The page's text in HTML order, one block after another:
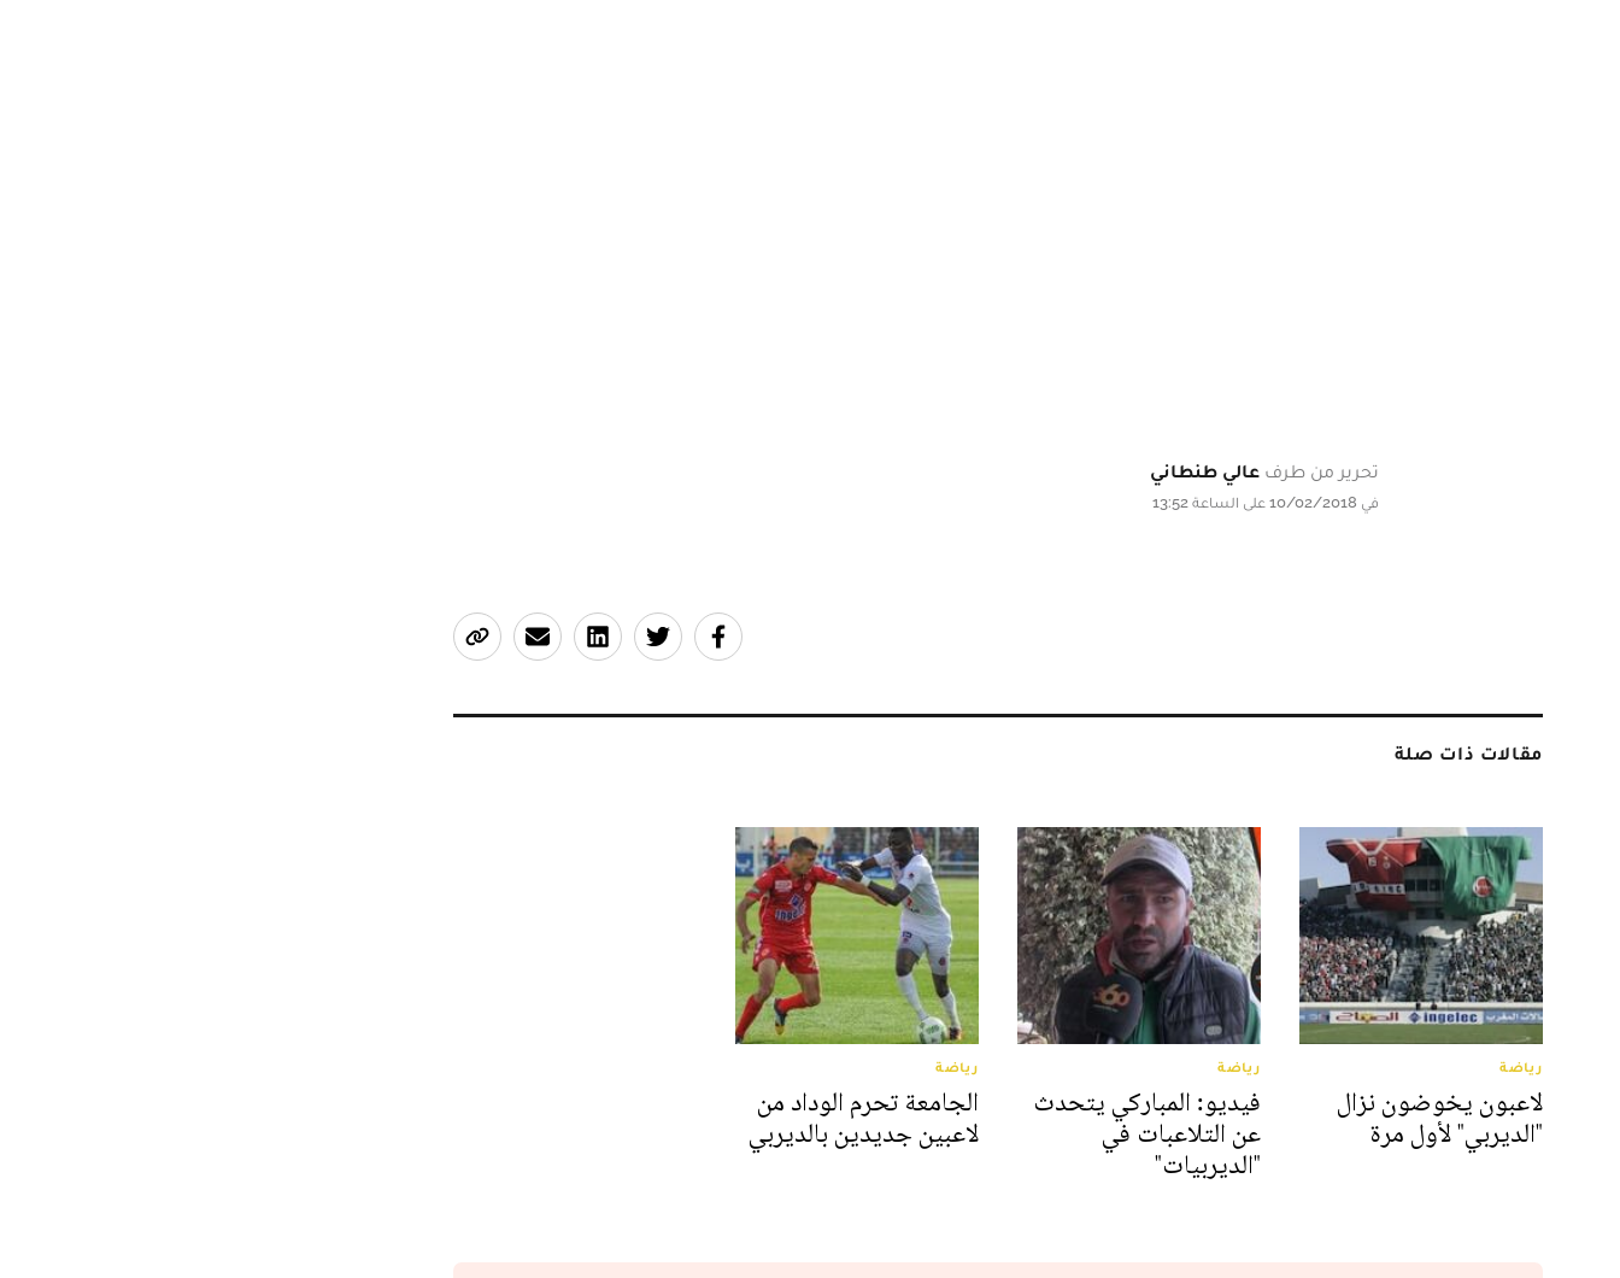
تحرير من طرف عالي طنطاني
في 10/02/2018 على الساعة 13:52
مقالات ذات صلة
رياضة
لاعبون يخوضون نزال
"الديربي" لأول مرة
رياضة
فيديو: المباركي يتحدث
عن التلاعبات في
"الديربيات"
رياضة
الجامعة تحرم الوداد من
لاعبين جديدين بالديربي